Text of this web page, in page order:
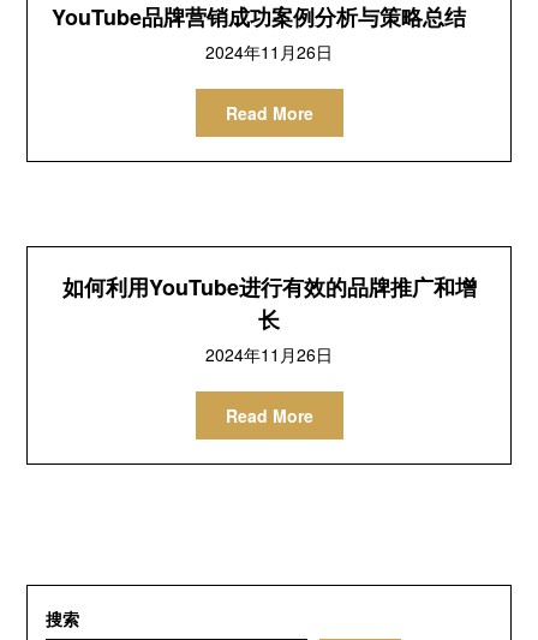
YouTube品牌营销成功案例分析与策略总结
2024年11月26日
Read More
如何利用YouTube进行有效的品牌推广和增
长
2024年11月26日
Read More
搜索